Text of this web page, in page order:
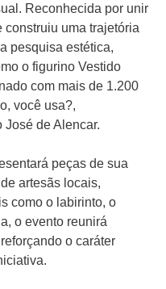
Reconhecida por unir
construiu uma trajetória
pesquisa estética,
o figurino Vestido
com mais de 1.200
você usa?,
José de Alencar.
peças de sua
artesãs locais,
como o labirinto, o
o evento reunirá
o caráter